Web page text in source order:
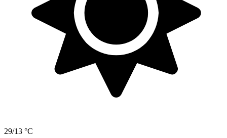
29/13 °C